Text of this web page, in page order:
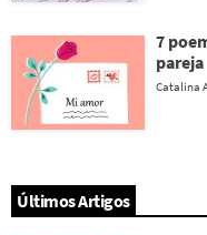
7
pareja
Catalina
Últimos Artigos